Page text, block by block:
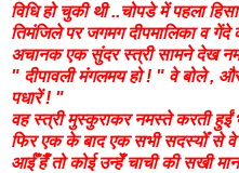
विधि हो चुकी थी ..चोपडे में पहला
तिमंजिले पर जगमग दीपमालिका व
अचानक एक सुंदर स्त्री सामने देख
" दीपावली मंगलमय हो ! " वे बोले ,
पधारें ! "
वह स्त्री मुस्कुराकर नमस्ते करती हुईं
फिर एक के बाद एक सभी सदस्योँ से वे
आईँ हैँ तो कोई उन्हेँ चाची की सखी